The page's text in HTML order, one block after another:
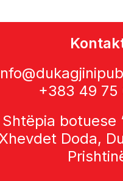
+383 49 75
Shtëpia botuese
Doda,